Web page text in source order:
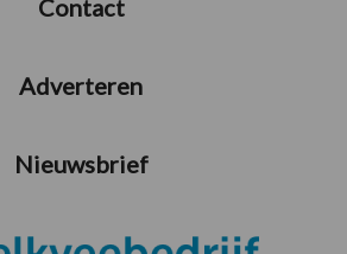
Contact
Adverteren
Nieuwsbrief